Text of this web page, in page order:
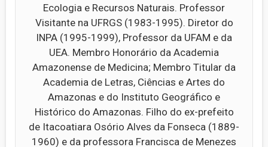
Ecologia e Recursos Naturais. Professor
Visitante na UFRGS (1983-1995). Diretor do
INPA (1995-1999), Professor da UFAM e da
UEA. Membro Honorário da Academia
Amazonense de Medicina; Membro Titular da
Academia de Letras, Ciências e Artes do
Amazonas e do Instituto Geográfico e
Histórico do Amazonas. Filho do ex-prefeito
de Itacoatiara Osório Alves da Fonseca (1889-
1960) e da professora Francisca de Menezes